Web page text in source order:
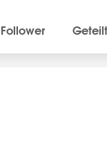
Follower